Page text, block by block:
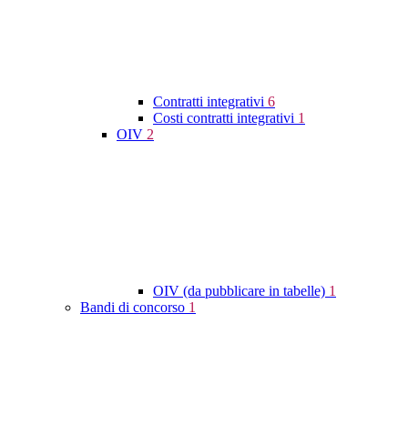
Contratti integrativi 6
Costi contratti integrativi 1
OIV 2
OIV (da pubblicare in tabelle) 1
Bandi di concorso 1